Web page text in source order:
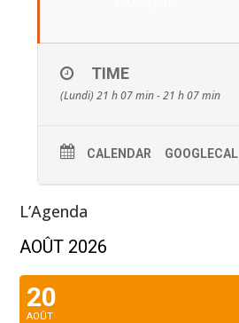
TIME
(Lundi) 21 h 07 min - 21 h 07 min
CALENDAR GOOGLECAL
L’Agenda
AOÛT 2026
20
AOÛT